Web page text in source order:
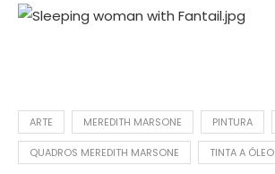
ARTE MEREDITH MARSONE PINTURA
QUADROS MEREDITH MARSONE TINTA A ÓLEO